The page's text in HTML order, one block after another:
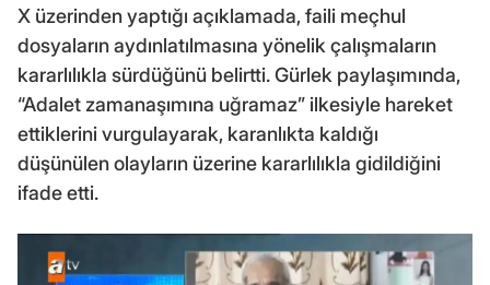
X üzerinden yaptığı açıklamada, faili meçhul
dosyaların aydınlatılmasına yönelik çalışmaların
kararlılıkla sürdüğünü belirtti. Gürlek paylaşımında,
“Adalet zamanaşımına uğramaz” ilkesiyle hareket
ettiklerini vurgulayarak, karanlıkta kaldığı
düşünülen olayların üzerine kararlılıkla gidildiğini
ifade etti.